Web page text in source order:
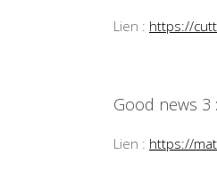
Lien : https://
Good news 3
Lien : https://